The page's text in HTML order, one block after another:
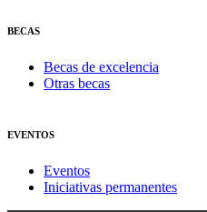
BECAS
Becas de excelencia
Otras becas
EVENTOS
Eventos
Iniciativas permanentes